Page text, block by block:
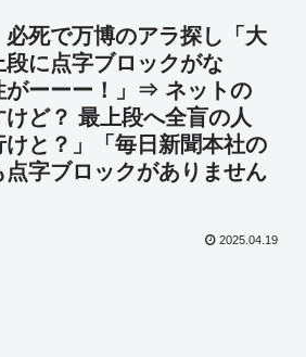
死で万博のアラ探し「大
段に点字ブロックがな
がーーー！」⇒ ネットの
ど？ 最上段へ全盲の人
と？」「毎日新聞本社の
字ブロックがありません
2025.04.19